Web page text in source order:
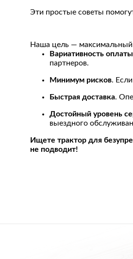
Эти простые советы
Наша цель — максимальный
Вариативность оплаты
партнеров.
Минимум рисков.
Быстрая доставка.
Достойный уровень
выездного
Ищете трактор для
не подводит!